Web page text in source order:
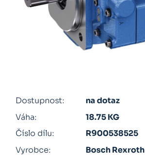
Dostupnost:
na dotaz
Váha:
18.75 KG
Číslo dílu:
R900538525
Vyrobce:
Bosch Rexroth